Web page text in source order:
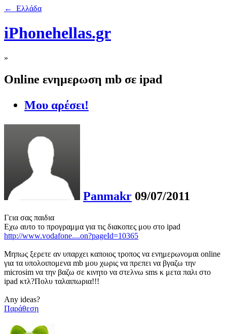
← Ελλάδα
iPhonehellas.gr
»
Online ενημερωση mb σε ipad
Μου αρέσει!
Panmakr 09/07/2011
Γεια σας παιδια
Εχω αυτο το προγραμμα για τις διακοπες μου στο ipad
http://www.vodafone....on?pageId=10365
Μηπως ξερετε αν υπαρχει καποιος τροπος να ενημερωνομαι online
για τα υπολοιπομενα mb μου χωρις να πρεπει να βγαζω την
microsim να την βαζω σε κινητο να στελνω sms κ μετα παλι στο
ipad κτλ?Πολυ ταλαιπωρια!!!
Any ideas?
Παράθεση